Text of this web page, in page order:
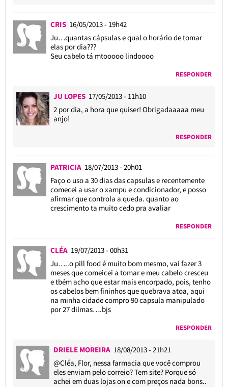
CRIS 16/05/2013 - 19h42
Ju…quantas cápsulas e qual o horário de tomar
elas por dia???
Seu cabelo tá mtooooo lindoooo
RESPONDER
JU LOPES 17/05/2013 - 11h10
2 por dia, a hora que quiser! Obrigadaaaaa meu
anjo!
RESPONDER
PATRICIA 18/07/2013 - 20h01
Faço o uso a 30 dias das capsulas e recentemente
comecei a usar o xampu e condicionador, e posso
afirmar que controla a queda. quanto ao
crescimento ta muito cedo pra avaliar
RESPONDER
CLÉA 19/07/2013 - 00h31
Ju…..o pill food é muito bom mesmo, vai fazer 3
meses que comeicei a tomar e meu cabelo cresceu
e tbém acho que estar mais encorpado, pois, tenho
os cabelos bem fininhos que quebrava atoa, aqui
na minha cidade compro 90 capsula manipulado
por 27 dilmas….bjs
RESPONDER
DRIELE MOREIRA 18/08/2013 - 21h21
@Cléa, Flor, nessa farmacia que você comprou
eles enviam pelo correio? Tem site? Porque só
achei em duas lojas on e com preços nada bons..